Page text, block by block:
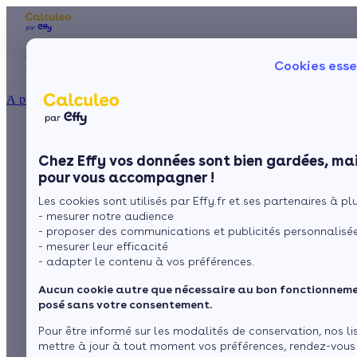
Cookies
Chez Effy vos données sont bien gardées,
pour vous accompagner !
Les cookies sont utilisés par Effy.fr et ses partenaires à
- mesurer notre audience
- proposer des communications et publicités
- mesurer leur efficacité
- adapter le contenu à vos préférences.
Aucun cookie autre que nécessaire au bon
posé sans votre consentement.
Pour être informé sur les modalités de conservation, nos
mettre à jour à tout moment vos préférences, rendez-
À propos
Ma Prime Rénov'
Le chèque énergie
La TVA réduite
L'éco-prêt à taux zéro
Trouver mes aides
Nos conseils
Sol
Fenêtres
Les principaux
appareils de
régulation de
chauffage
parL’équipe de rédaction